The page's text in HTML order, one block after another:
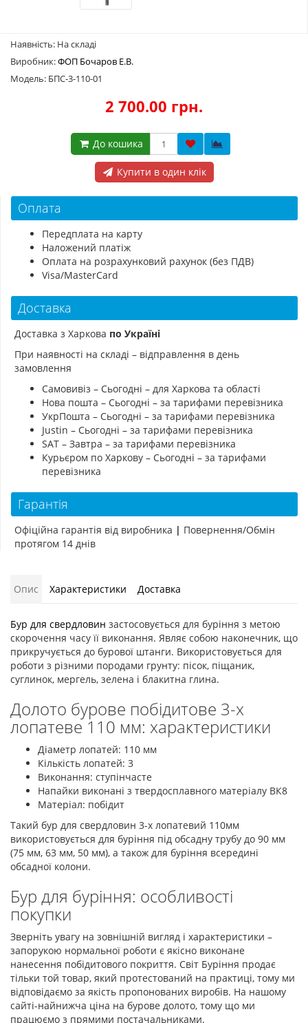
Наявність: На складі
Виробник:ФОП Бочаров Е.В.
Модель: БПС-3-110-01
2 700.00 грн.
До кошика
Купити в один клік
Оплата
Передплата на карту
Наложений платіж
Оплата на розрахунковий рахунок (без ПДВ)
Visa/MasterCard
Доставка
Доставка з Харкова по Україні
При наявності на складі – відправлення в день
замовлення
Самовивіз – Сьогодні – для Харкова та області
Нова пошта – Сьогодні – за тарифами перевізника
УкрПошта – Сьогодні – за тарифами перевізника
Justin – Сьогодні – за тарифами перевізника
SAT – Завтра – за тарифами перевізника
Курьєром по Харкову – Сьогодні – за тарифами
перевізника
Гарантія
Офіційна гарантія від виробника | Повернення/Обмін
протягом 14 днів
Опис Характеристики Доставка
Бур для свердловин застосовується для буріння з метою
скорочення часу її виконання. Являє собою наконечник, що
прикручується до бурової штанги. Використовується для
роботи з різними породами грунту: пісок, піщаник,
суглинок, мергель, зелена і блакитна глина.
Долото бурове побідитове 3-х
лопатеве 110 мм: характеристики
Діаметр лопатей: 110 мм
Кількість лопатей: 3
Виконання: ступінчасте
Напайки виконані з твердосплавного матеріалу ВК8
Матеріал: побідит
Такий бур для свердловин 3-х лопатевий 110мм
використовується для буріння під обсадну трубу до 90 мм
(75 мм, 63 мм, 50 мм), а також для буріння всередині
обсадної колони.
Бур для буріння: особливості
покупки
Зверніть увагу на зовнішній вигляд і характеристики –
запорукою нормальної роботи є якісно виконане
нанесення побідитового покриття. Світ Буріння продає
тільки той товар, який протестований на практиці, тому ми
відповідаємо за якість пропонованих виробів. На нашому
сайті-найнижча ціна на бурове долото, тому що ми
працюємо з прямими постачальниками.